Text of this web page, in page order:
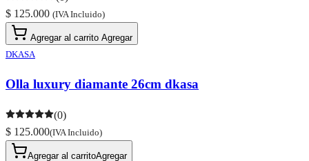
$ 125.000 (IVA Incluido)
Agregar al carrito Agregar
DKASA
Olla luxury diamante 26cm dkasa
(0)
$ 125.000(IVA Incluido)
Agregar al carritoAgregar